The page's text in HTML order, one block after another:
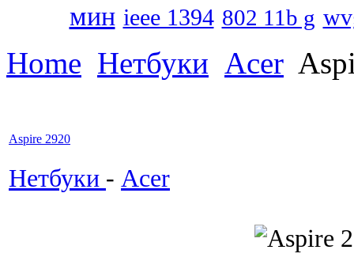
мин ieee 1394 802 11b g
Home Нетбуки Acer
Aspire 2920
Нетбуки - Acer